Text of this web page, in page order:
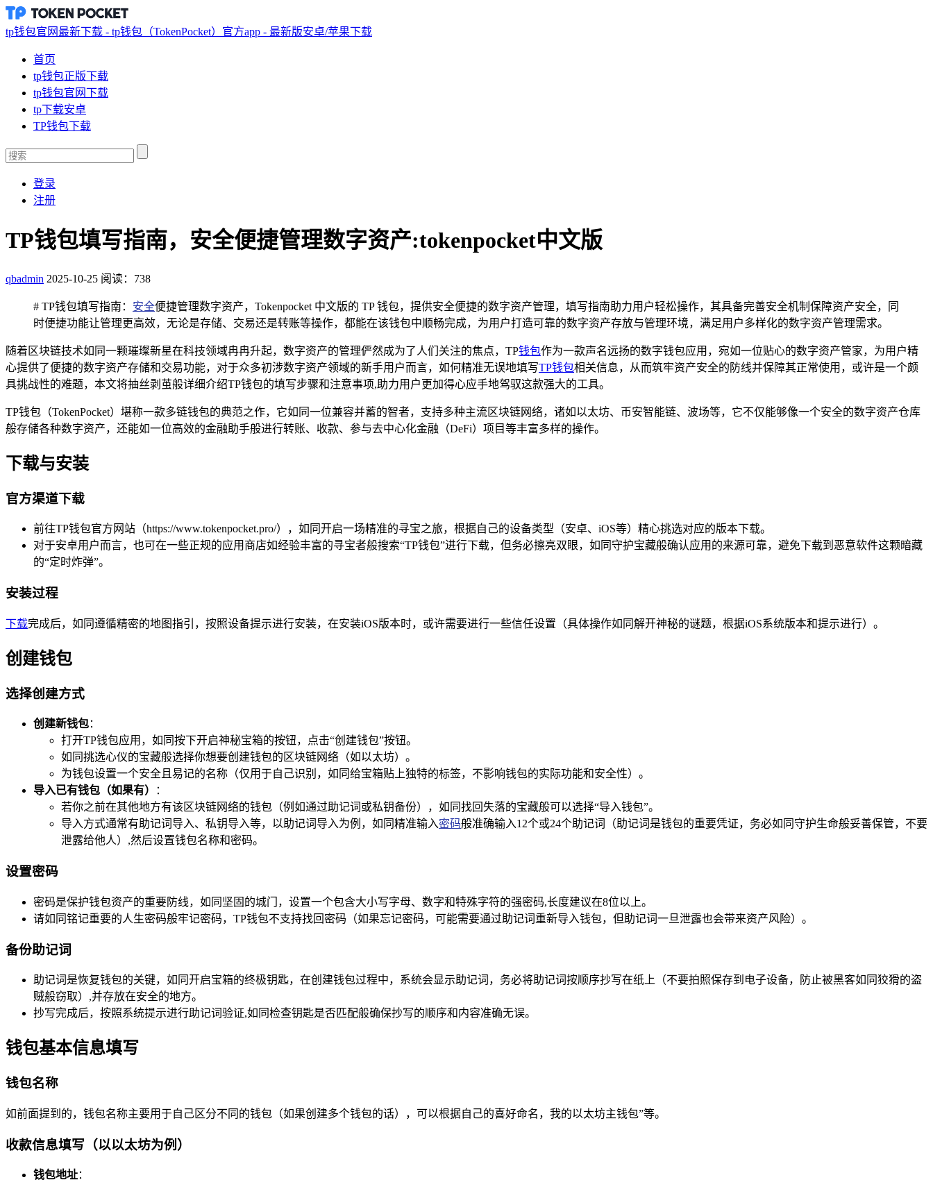
tp钱包官网最新下载 - tp钱包（TokenPocket）官方app - 最新版安卓/苹果下载
首页
tp钱包正版下载
tp钱包官网下载
tp下载安卓
TP钱包下载
登录
注册
TP钱包填写指南，安全便捷管理数字资产:tokenpocket中文版
qbadmin 2025-10-25 阅读：738
# TP钱包填写指南： 安全便捷管理数字资产，Tokenpocket 中文版的 TP 钱包，提供安全便捷的数字资产管理，填写指南助力用户轻松操作，其具备完善安全机制保障资产安全，同
时便捷功能让管理更高效，无论是存储、交易还是转账等操作，都能在该钱包中顺畅完成，为用户打造可靠的数字资产存放与管理环境，满足用户多样化的数字资产管理需求。
随着区块链技术如同一颗璀璨新星在科技领域冉冉升起，数字资产的管理俨然成为了人们关注的焦点，TP钱包作为一款声名远扬的数字钱包应用，宛如一位贴心的数字资产管家，为用户精
心提供了便捷的数字资产存储和交易功能，对于众多初涉数字资产领域的新手用户而言，如何精准无误地填写TP钱包相关信息，从而筑牢资产安全的防线并保障其正常使用，或许是一个颇
具挑战性的难题，本文将抽丝剥茧般详细介绍TP钱包的填写步骤和注意事项,助力用户更加得心应手地驾驭这款强大的工具。
TP钱包（TokenPocket）堪称一款多链钱包的典范之作，它如同一位兼容并蓄的智者，支持多种主流区块链网络，诸如以太坊、币安智能链、波场等，它不仅能够像一个安全的数字资产仓库
般存储各种数字资产，还能如一位高效的金融助手般进行转账、收款、参与去中心化金融（DeFi）项目等丰富多样的操作。
下载与安装
官方渠道下载
前往TP钱包官方网站（https://www.tokenpocket.pro/），如同开启一场精准的寻宝之旅，根据自己的设备类型（安卓、iOS等）精心挑选对应的版本下载。
对于安卓用户而言，也可在一些正规的应用商店如经验丰富的寻宝者般搜索“TP钱包”进行下载，但务必擦亮双眼，如同守护宝藏般确认应用的来源可靠，避免下载到恶意软件这颗暗藏
的“定时炸弹”。
安装过程
下载完成后，如同遵循精密的地图指引，按照设备提示进行安装，在安装iOS版本时，或许需要进行一些信任设置（具体操作如同解开神秘的谜题，根据iOS系统版本和提示进行）。
创建钱包
选择创建方式
创建新钱包：
打开TP钱包应用，如同按下开启神秘宝箱的按钮，点击“创建钱包”按钮。
如同挑选心仪的宝藏般选择你想要创建钱包的区块链网络（如以太坊）。
为钱包设置一个安全且易记的名称（仅用于自己识别，如同给宝箱贴上独特的标签，不影响钱包的实际功能和安全性）。
导入已有钱包（如果有）
：
若你之前在其他地方有该区块链网络的钱包（例如通过助记词或私钥备份），如同找回失落的宝藏般可以选择“导入钱包”。
导入方式通常有助记词导入、私钥导入等，以助记词导入为例，如同精准输入密码般准确输入12个或24个助记词（助记词是钱包的重要凭证，务必如同守护生命般妥善保管，不要
泄露给他人）,然后设置钱包名称和密码。
设置密码
密码是保护钱包资产的重要防线，如同坚固的城门，设置一个包含大小写字母、数字和特殊字符的强密码,长度建议在8位以上。
请如同铭记重要的人生密码般牢记密码，TP钱包不支持找回密码（如果忘记密码，可能需要通过助记词重新导入钱包，但助记词一旦泄露也会带来资产风险）。
备份助记词
助记词是恢复钱包的关键，如同开启宝箱的终极钥匙，在创建钱包过程中，系统会显示助记词，务必将助记词按顺序抄写在纸上（不要拍照保存到电子设备，防止被黑客如同狡猾的盗
贼般窃取）,并存放在安全的地方。
抄写完成后，按照系统提示进行助记词验证,如同检查钥匙是否匹配般确保抄写的顺序和内容准确无误。
钱包基本信息填写
钱包名称
如前面提到的，钱包名称主要用于自己区分不同的钱包（如果创建多个钱包的话），可以根据自己的喜好命名，我的以太坊主钱包”等。
收款信息填写（以以太坊为例）
钱包地址：